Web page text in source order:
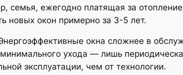
семья, ежегодно платящая за
новых окон примерно за 3-5 лет.
окна сложнее в
ухода — лишь
эксплуатации, чем от технологии.